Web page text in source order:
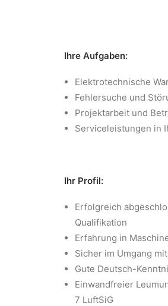
Ihre Aufgaben:
Elektrotechnische
Fehlersuche und
Projektarbeit und
Serviceleistungen in
Ihr Profil:
Erfolgreich
Qualifikation
Erfahrung in
Sicher im Umgang
Gute Deutsch-
Einwandfreier
7 LuftSiG